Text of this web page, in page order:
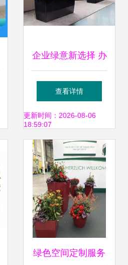
企业绿意新选择 办
公室植物租赁与绿
植租摆一站式服务
查看详情
更新时间：2026-08-06
18:59:07
绿色空间定制服务